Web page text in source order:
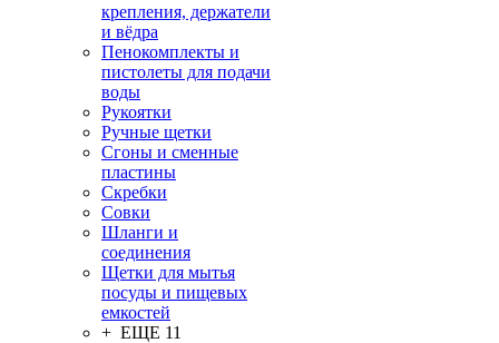
крепления, держатели
и вёдра
Пенокомплекты и
пистолеты для подачи
воды
Рукоятки
Ручные щетки
Сгоны и сменные
пластины
Скребки
Совки
Шланги и
соединения
Щетки для мытья
посуды и пищевых
емкостей
+ ЕЩЕ 11